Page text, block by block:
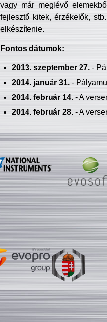
vagy már meglévő
fejlesztő kitek, érzékelők,
elkészítenie.
Fontos dátumok:
2013. szeptember 27.-
2014. január 31.-
2014. február 14.- A
2014. február 28.- A